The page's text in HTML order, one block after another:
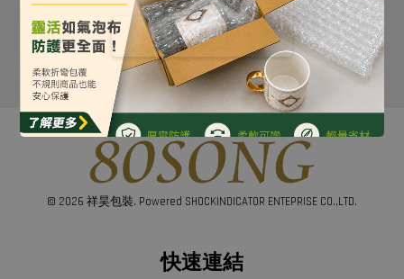
© 2026 祥昊包裝. Powered SHOCKINDICATOR ENTEPRISE CO.,LTD.
快速連結